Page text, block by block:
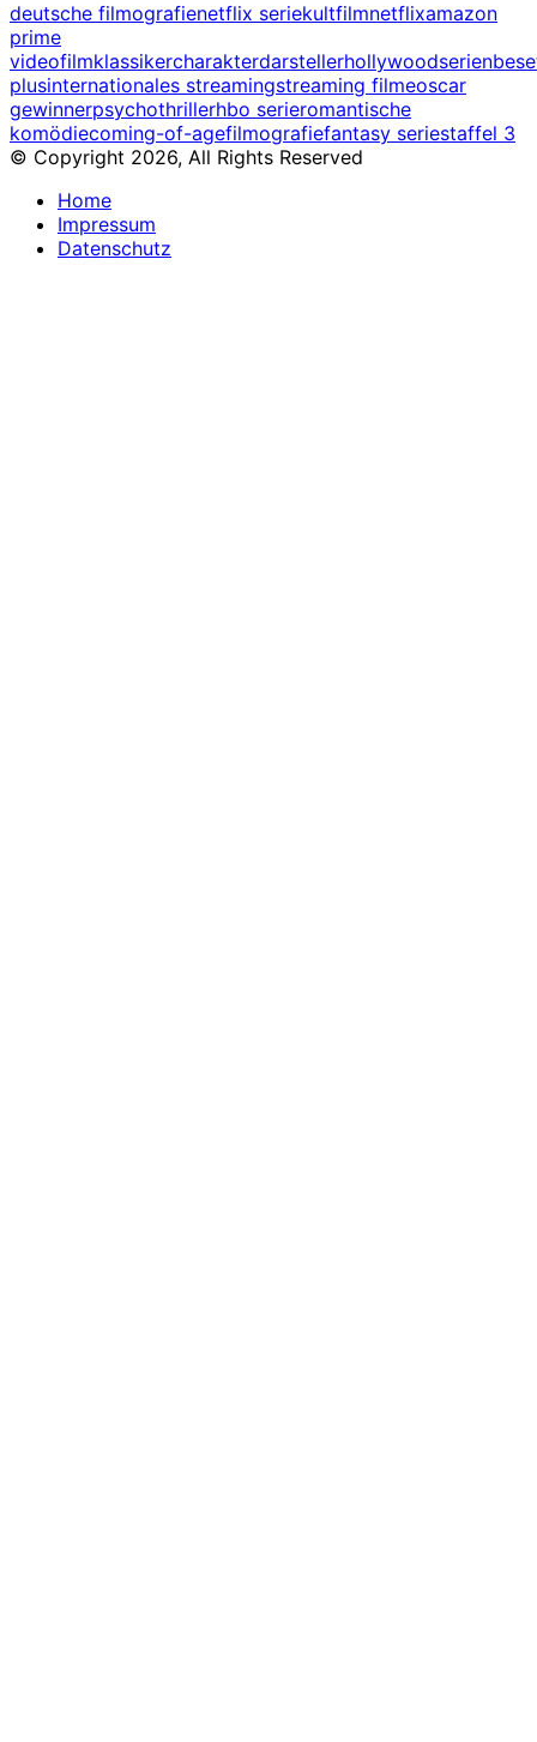
deutsche filmografienetflix seriekultfilmnetflixamazon
prime
videofilmklassikercharakterdarstellerhollywood
plusinternationales streamingstreaming filmeoscar
gewinnerpsychothrillerhbo serieromantische
komödiecoming-of-agefilmografiefantasy seriestaffel 3
© Copyright 2026, All Rights Reserved
Home
Impressum
Datenschutz